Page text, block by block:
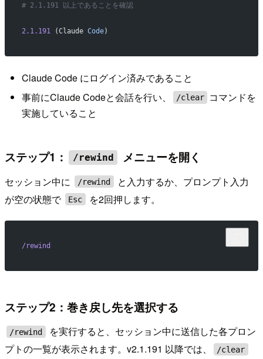
# 2.1.191 以上であることを確認
2.1.191 (Claude Code)
Claude Code にログイン済みであること
事前にClaude Codeと会話を行い、
/clear
コマンドを
実施していること
ステップ1： /rewind メニューを開く
セッション中に /rewind
と入力するか、プロンプト入力
が空の状態で
Esc を2回押します。
/rewind
ステップ2：巻き戻し先を選択する
/rewind
を実行すると、セッション中に送信した各プロン
プトの一覧が表示されます。v2.1.191 以降では、
/clear